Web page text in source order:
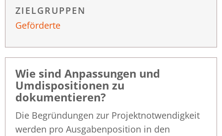
ZIELGRUPPEN
Geförderte
Wie sind Anpassungen und
Umdispositionen zu
dokumentieren?
Die Begründungen zur Projektnotwendigkeit
werden pro Ausgabenposition in den